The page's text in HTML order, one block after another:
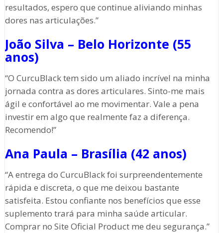
resultados, espero que continue aliviando minhas
dores nas articulações.”
João Silva – Belo Horizonte (55
anos)
“O CurcuBlack tem sido um aliado incrível na minha
jornada contra as dores articulares. Sinto-me mais
ágil e confortável ao me movimentar. Vale a pena
investir em algo que realmente faz a diferença.
Recomendo!”
Ana Paula – Brasília (42 anos)
“A entrega do CurcuBlack foi surpreendentemente
rápida e discreta, o que me deixou bastante
satisfeita. Estou confiante nos benefícios que esse
suplemento trará para minha saúde articular.
Comprar no Site Oficial Product me deu segurança.”